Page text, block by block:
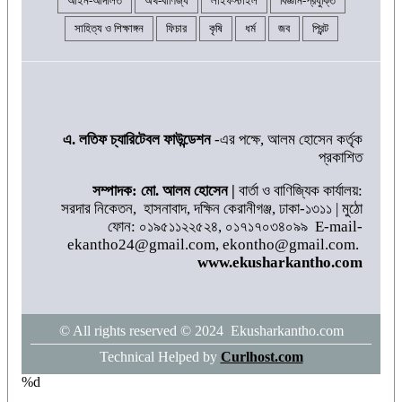
৮
শব্দদূষণ নিয়ন্ত্রণে কঠোরভাবে
বাস্তবায়নের উদ্যোগ নিয়েছে সরকার
সাদ্দাম-ইনানকে ফোনে হামলার নির্দেশ
দেন ওবায়দুল কাদের
দেশের বাজারে আবারও বেড়েছে স্বর্ণের
দাম
আশুরা | আলমগীর হোসেন শিশির
মহান মে দিবসে শ্রমিকের অধিকার
সাহিত্য ও শিক্ষাঙ্গন ফিচার কৃষি ধর্ম জব প্রিন্ট
এ. লতিফ চ্যারিটেবল ফাউন্ডেশন-এর পক্ষে, আলম হোসেন কর্তৃক
প্রকাশিত
সম্পাদক: মো. আলম হোসেন | বার্তা ও বাণিজ্যিক কার্যালয়:
সরদার নিকেতন, হাসনাবাদ, দক্ষিন কেরানীগঞ্জ, ঢাকা-১৩১১ | মুঠো
ফোন: ০১৯৫১১২২৫২৪, ০১৭১৭০৩৪০৯৯ E-mail-
ekantho24@gmail.com, ekontho@gmail.com.
www.ekusharkantho.com
© All rights reserved © 2024 Ekusharkantho.com
Technical Helped by Curlhost.com
%d